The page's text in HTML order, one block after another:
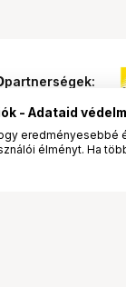
partnerségek:
- Adataid
élményt. Ha